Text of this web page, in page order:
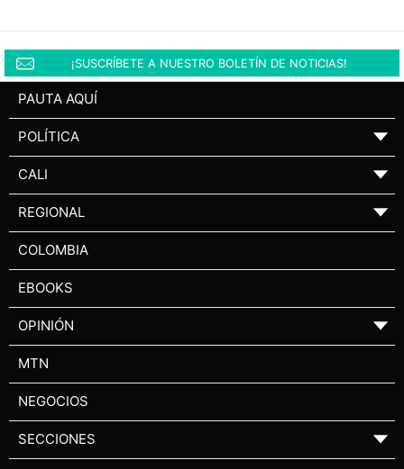
¡SUSCRÍBETE A NUESTRO BOLETÍN DE NOTICIAS!
PAUTA AQUÍ
POLÍTICA ▼
CALI ▼
REGIONAL ▼
COLOMBIA
EBOOKS
OPINIÓN ▼
MTN
NEGOCIOS
SECCIONES ▼